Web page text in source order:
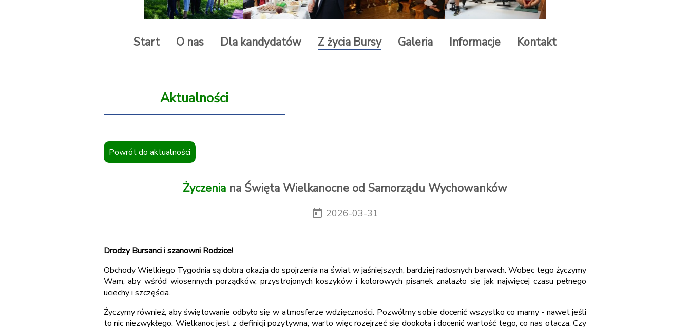
Start O nas Dla kandydatów Z życia Bursy Galeria Informacje Kontakt
Aktualności
Powrót do aktualności
Życzeniana Święta Wielkanocne od Samorządu Wychowanków
today 2026-03-31
Drodzy Bursanci i szanowni Rodzice!
Obchody Wielkiego Tygodnia są dobrą okazją do spojrzenia na świat w jaśniejszych, bardziej radosnych barwach. Wobec tego życzymy
Wam, aby wśród wiosennych porządków, przystrojonych koszyków i kolorowych pisanek znalazło się jak najwięcej czasu pełnego
uciechy i szczęścia.
Życzymy również, aby świętowanie odbyło się w atmosferze wdzięczności. Pozwólmy sobie docenić wszystko co mamy - nawet jeśli
to nic niezwykłego. Wielkanoc jest z definicji pozytywna; warto więc rozejrzeć się dookoła i docenić wartość tego, co nas otacza. Czy